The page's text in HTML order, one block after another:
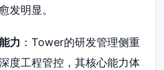
发明显。
力 ：Tower的研发管理侧重
度工程管控，其核心能力体